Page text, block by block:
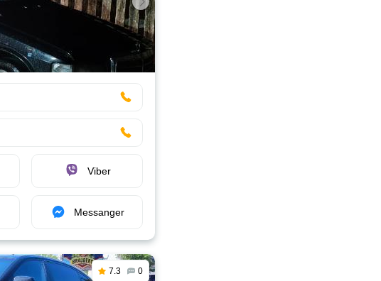
Viber
Messanger
7.3 0